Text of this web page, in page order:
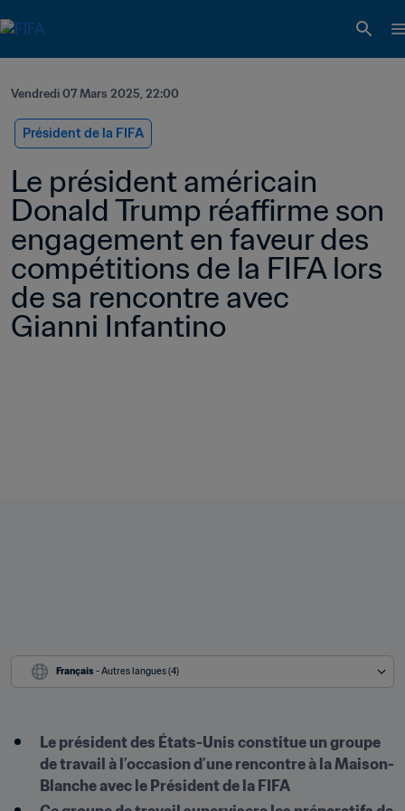
Vendredi 07 Mars 2025, 22:00
Président de la FIFA
Le président américain
Donald Trump réaffirme son
engagement en faveur des
compétitions de la FIFA lors
de sa rencontre avec
Gianni Infantino
Français - Autres langues (4)
Le président des États-Unis constitue un groupe
de travail à l’occasion d’une rencontre à la Maison-
Blanche avec le Président de la FIFA